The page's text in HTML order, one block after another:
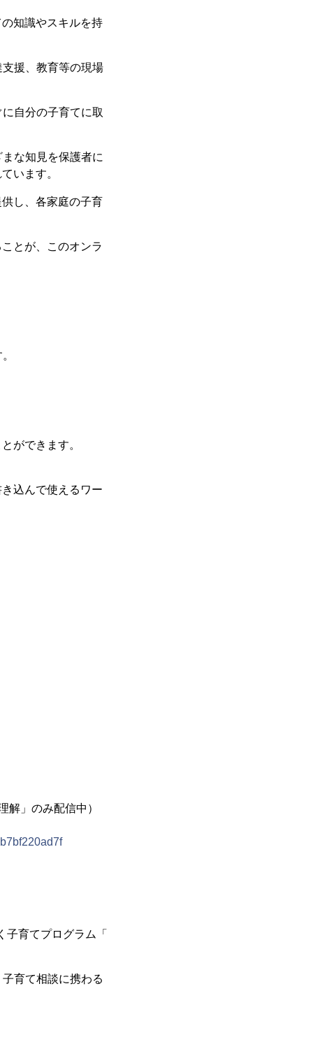
知識やスキルを持
援、教育等の現場
自分の子育てに取
な知見を保護者に
います。
し、各家庭の子育
とが、このオンラ
ができます。
込んで使えるワー
解」のみ配信中）
育てプログラム「
育て相談に携わる